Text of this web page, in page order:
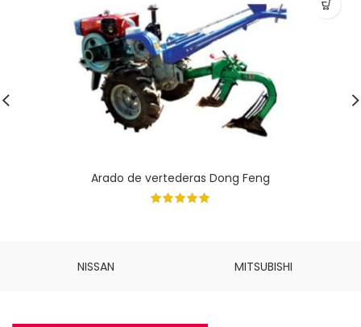
Arado de vertederas Dong Feng
NISSAN MITSUBISHI